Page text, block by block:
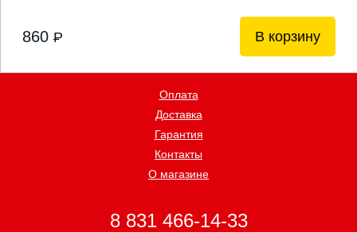
860 P В корзину
Оплата
Доставка
Гарантия
Контакты
О магазине
8 831 466-14-33